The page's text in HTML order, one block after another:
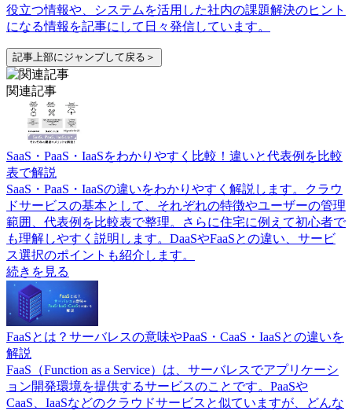
役立つ情報や、システムを活用した社内の課題解決のヒント
になる情報を記事にして日々発信しています。
記事上部にジャンプして戻る＞
関連記事
SaaS・PaaS・IaaSをわかりやすく比較！違いと代表例を比較
表で解説
SaaS・PaaS・IaaSの違いをわかりやすく解説します。クラウ
ドサービスの基本として、それぞれの特徴やユーザーの管理
範囲、代表例を比較表で整理。さらに住宅に例えて初心者で
も理解しやすく説明します。DaaSやFaaSとの違い、サービ
ス選択のポイントも紹介します。
続きを見る
FaaSとは？サーバレスの意味やPaaS・CaaS・IaaSとの違いを
解説
FaaS（Function as a Service）は、サーバレスでアプリケーシ
ョン開発環境を提供するサービスのことです。PaaSや
CaaS、IaaSなどのクラウドサービスと似ていますが、どんな